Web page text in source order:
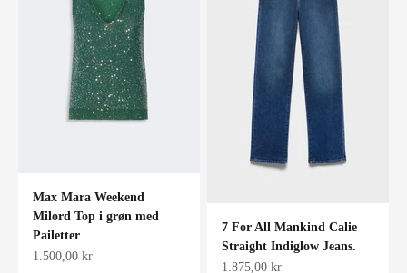
Max Mara Weekend
Milord Top i grøn med
Pailetter
Salgspris
1.500,00 kr
7 For All Mankind Calie
Straight Indiglow Jeans.
Salgspris
1.875,00 kr